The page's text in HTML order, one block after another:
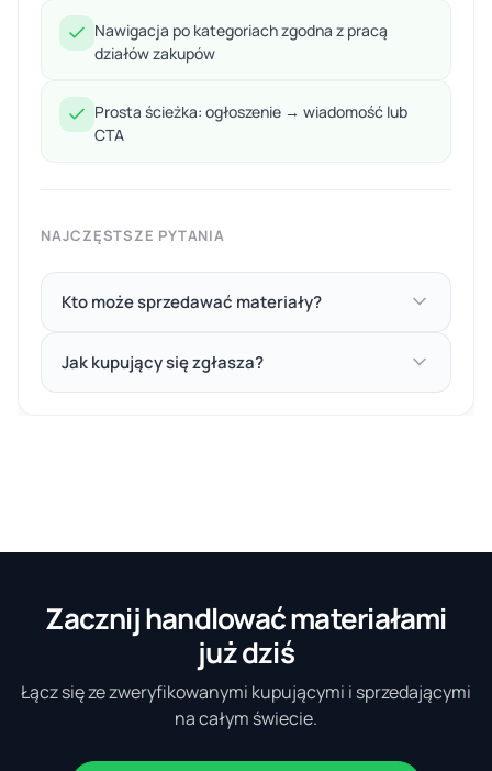
Nawigacja po kategoriach zgodna z pracą
działów zakupów
Prosta ścieżka: ogłoszenie → wiadomość lub
CTA
NAJCZĘSTSZE PYTANIA
Kto może sprzedawać materiały?
Jak kupujący się zgłasza?
Zacznij handlować materiałami
już dziś
Łącz się ze zweryfikowanymi kupującymi i sprzedającymi
na całym świecie.